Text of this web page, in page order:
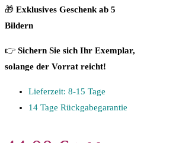
🎁 Exklusives Geschenk ab 5
Bildern
👉 Sichern Sie sich Ihr Exemplar,
solange der Vorrat reicht!
Lieferzeit: 8-15 Tage
14 Tage Rückgabegarantie